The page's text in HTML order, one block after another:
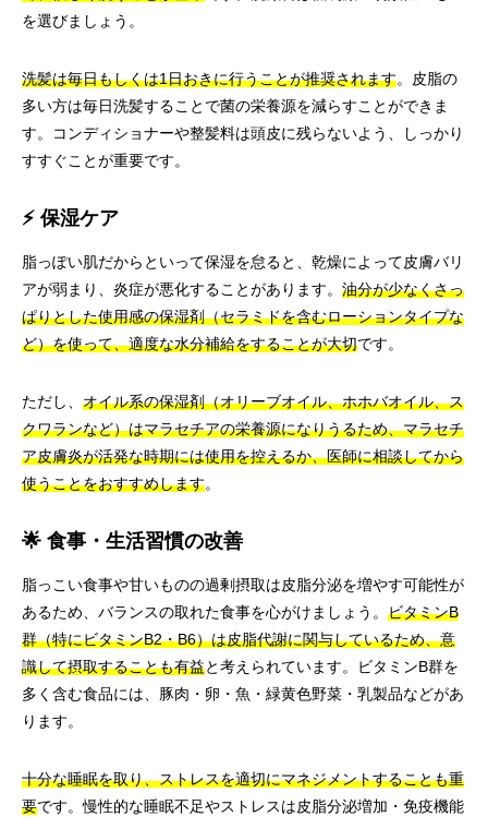
を選びましょう。
洗髪は毎日もしくは1日おきに行うことが推奨されます。皮脂の
多い方は毎日洗髪することで菌の栄養源を減らすことができま
す。コンディショナーや整髪料は頭皮に残らないよう、しっかり
すすぐことが重要です。
⚡ 保湿ケア
脂っぽい肌だからといって保湿を怠ると、乾燥によって皮膚バリ
アが弱まり、炎症が悪化することがあります。 油分が少なくさっ
ぱりとした使用感の保湿剤（セラミドを含むローションタイプな
ど）を使って、適度な水分補給をすることが大切です。
ただし、 オイル系の保湿剤（オリーブオイル、ホホバオイル、ス
クワランなど）はマラセチアの栄養源になりうるため、マラセチ
ア皮膚炎が活発な時期には使用を控えるか、医師に相談してから
使うことをおすすめします。
🌟 食事・生活習慣の改善
脂っこい食事や甘いものの過剰摂取は皮脂分泌を増やす可能性が
あるため、バランスの取れた食事を心がけましょう。 ビタミンB
群（特にビタミンB2・B6）は皮脂代謝に関与しているため、意
識して摂取することも有益と考えられています。ビタミンB群を
多く含む食品には、豚肉・卵・魚・緑黄色野菜・乳製品などがあ
ります。
十分な睡眠を取り、ストレスを適切にマネジメントすることも重
要です。慢性的な睡眠不足やストレスは皮脂分泌増加・免疫機能